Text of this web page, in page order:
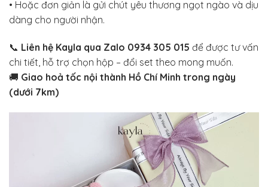
• Hoặc đơn giản là gửi chút yêu thương ngọt ngào và dịu
dàng cho người nhận.
📞 Liên hệ Kayla qua Zalo 0934 305 015 để được tư vấn
chi tiết, hỗ trợ chọn hộp – đổi set theo mong muốn.
🚚 Giao hoả tốc nội thành Hồ Chí Minh trong ngày
(dưới 7km)